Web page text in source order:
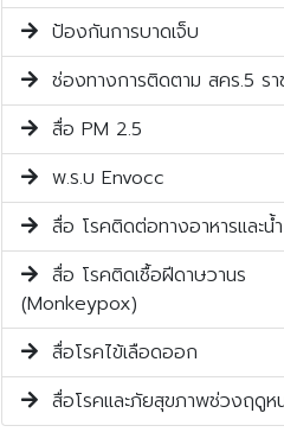
ป้องกันการบาดเจ็บ
ช่องทางการติดตาม สคร.5 รา
สื่อ PM 2.5
พ.ร.บ Envocc
สื่อ โรคติดต่อทางอาหารและน้ำ
สื่อ โรคติดเชื้อฝีดาษวานร
(Monkeypox)
สื่อโรคไข้เลือดออก
สื่อโรคและภัยสุขภาพช่วงฤดูห